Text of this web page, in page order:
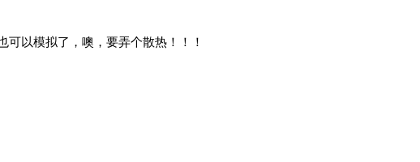
可以模拟了，噢，要弄个散热！！！